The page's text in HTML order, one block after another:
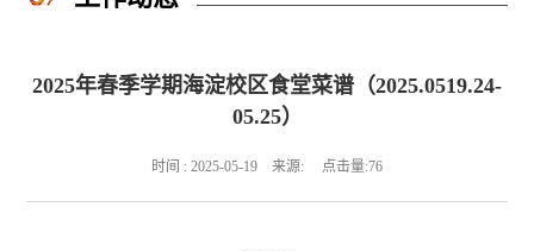
2025年春季学期海淀校区食堂菜谱（2025.0519.24-
05.25）
时间 : 2025-05-19 来源: 点击量:76